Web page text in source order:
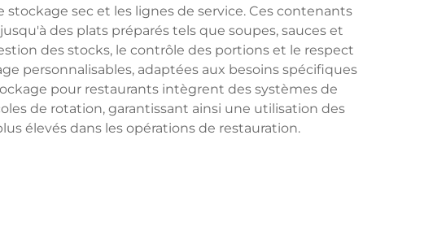
sec et les lignes de service. Ces contenants
des plats préparés tels que soupes, sauces et
des stocks, le contrôle des portions et le respect
personnalisables, adaptées aux besoins spécifiques
pour restaurants intègrent des systèmes de
de rotation, garantissant ainsi une utilisation des
élevés dans les opérations de restauration.